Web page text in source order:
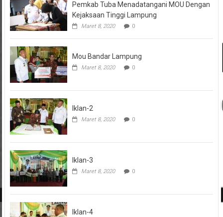
Pemkab Tuba Menadatangani MOU Dengan
Kejaksaan Tinggi Lampung
Maret 8, 2020 0
Mou Bandar Lampung
Maret 8, 2020 0
Iklan-2
Maret 8, 2020 0
Iklan-3
Maret 8, 2020 0
Iklan-4